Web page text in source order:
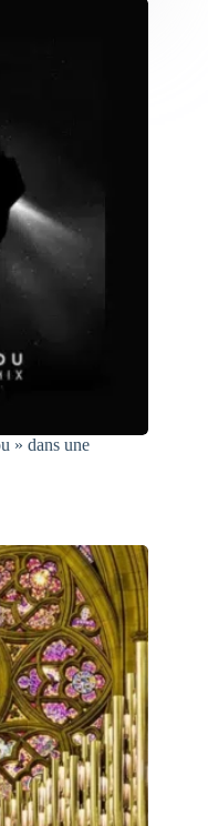
» dans une